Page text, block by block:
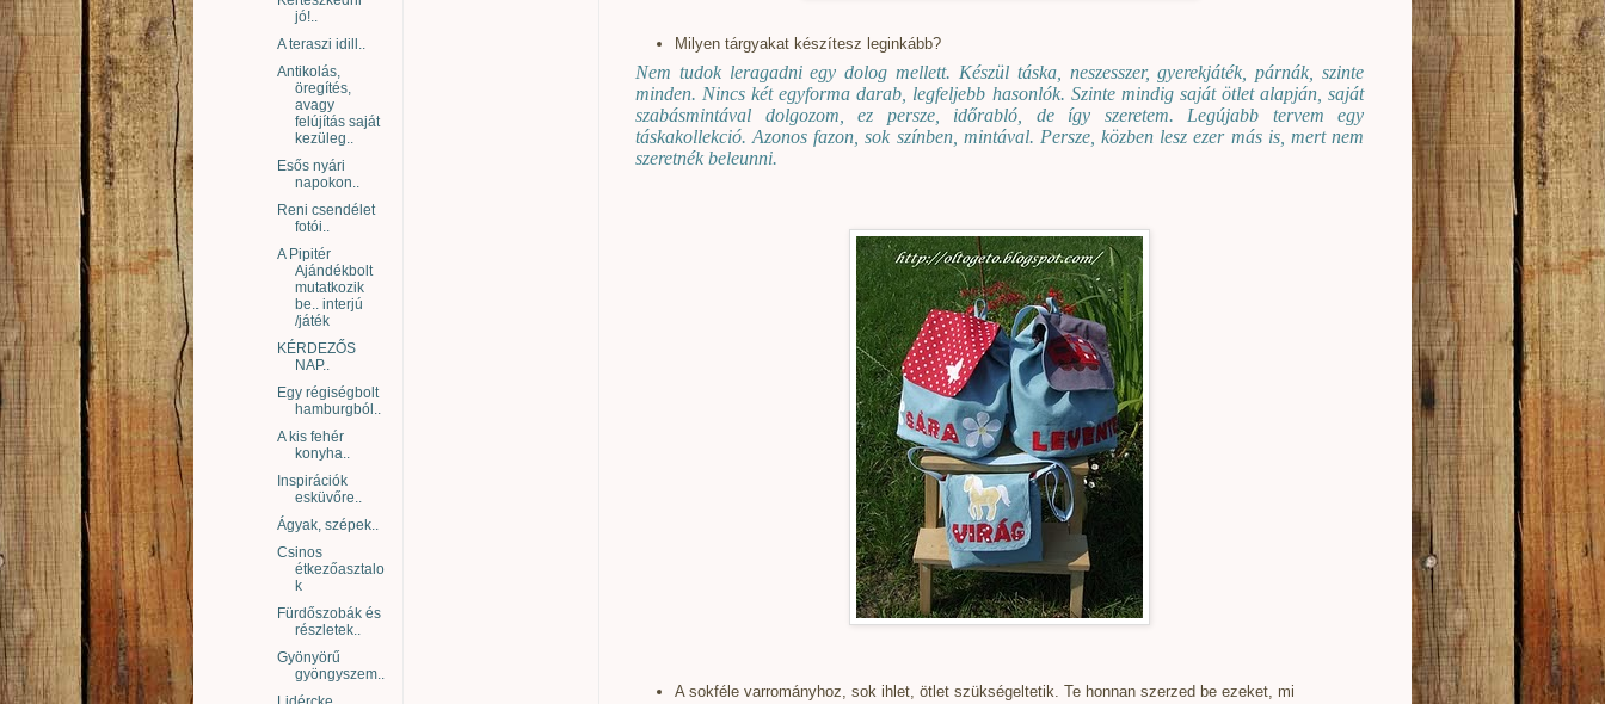
Milyen tárgyakat készítesz leginkább?
Nem tudok leragadni egy dolog mellett. Készül táska, neszesszer, gyerekjáték, párnák, szinte
minden. Nincs két egyforma darab, legfeljebb hasonlók. Szinte mindig saját ötlet alapján, saját
szabásmintával dolgozom, ez persze, időrabló, de így szeretem. Legújabb tervem egy
táskakollekció. Azonos fazon, sok színben, mintával. Persze, közben lesz ezer más is, mert nem
szeretnék beleunni.
A sokféle varrományhoz, sok ihlet, ötlet szükségeltetik. Te honnan szerzed be ezeket, mi
jó!..
A teraszi idill..
Antikolás,
öregítés,
avagy
felújítás saját
kezüleg..
Esős nyári
napokon..
Reni csendélet
fotói..
A Pipitér
Ajándékbolt
mutatkozik
be.. interjú
/játék
KÉRDEZŐS
NAP..
Egy régiségbolt
hamburgból..
A kis fehér
konyha..
Inspirációk
esküvőre..
Ágyak, szépek..
Csinos
étkezőasztalo
k
Fürdőszobák és
részletek..
Gyönyörű
gyöngyszem..